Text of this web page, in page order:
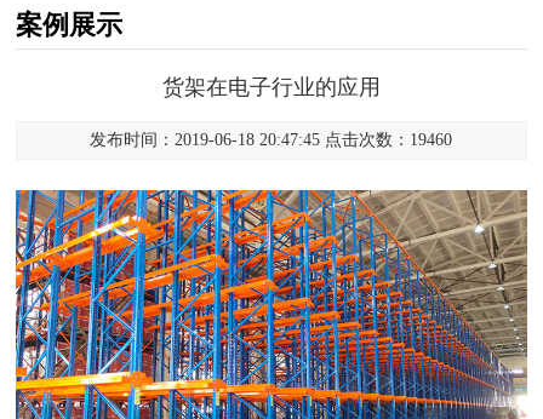
案例展示
货架在电子行业的应用
发布时间：2019-06-18 20:47:45 点击次数：19460